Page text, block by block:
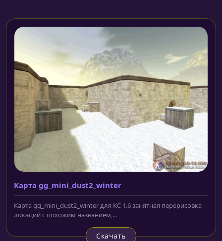
Карта gg_mini_dust2_winter
Карта gg_mini_dust2_winter для КС 1.6 занятная перерисовка
локаций с похожим названием,...
Скачать